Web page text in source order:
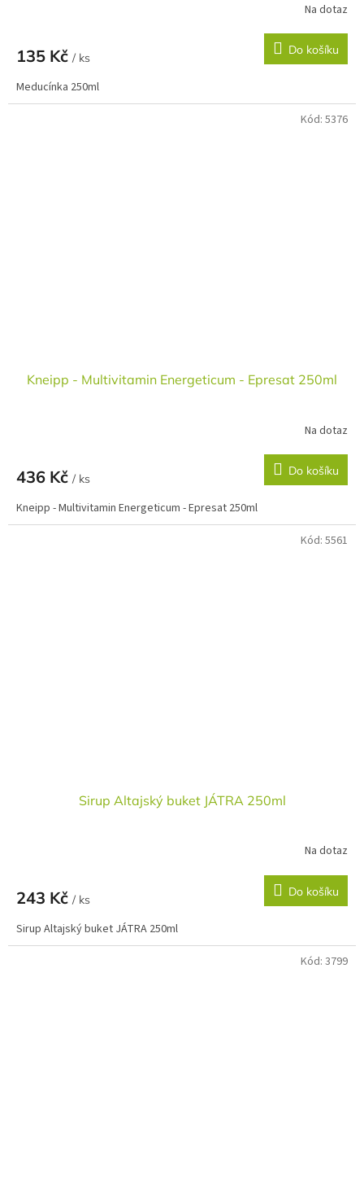
Na dotaz
135 Kč / ks
Do košíku
Meducínka 250ml
Kneipp - Multivitamin Energeticum - Epresat 250ml
Na dotaz
436 Kč / ks
Do košíku
Kneipp - Multivitamin Energeticum - Epresat 250ml
Kód: 5376
Sirup Altajský buket JÁTRA 250ml
Na dotaz
243 Kč / ks
Do košíku
Sirup Altajský buket JÁTRA 250ml
Kód: 5561
Kód: 3799